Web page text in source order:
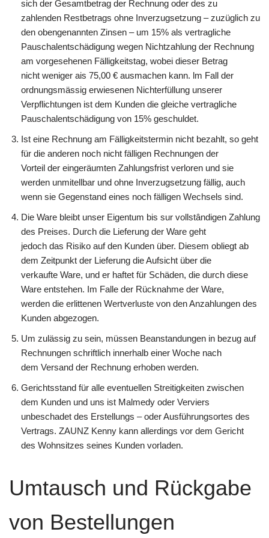
sich der Gesamtbetrag der Rechnung oder des zu
zahlenden Restbetrags ohne Inverzugsetzung – zuzüglich zu
den obengenannten Zinsen – um 15% als vertragliche
Pauschalentschädigung wegen Nichtzahlung der Rechnung
am vorgesehenen Fälligkeitstag, wobei dieser Betrag
nicht weniger ais 75,00 € ausmachen kann. lm Fall der
ordnungsmässig erwiesenen Nichterfüllung unserer
Verpflichtungen ist dem Kunden die gleiche vertragliche
Pauschalentschädigung von 15% geschuldet.
Ist eine Rechnung am Fälligkeitstermin nicht bezahlt, so geht
für die anderen noch nicht fälligen Rechnungen der
Vorteil der eingeräumten Zahlungsfrist verloren und sie
werden unmitellbar und ohne Inverzugsetzung fällig, auch
wenn sie Gegenstand eines noch fälligen Wechsels sind.
Die Ware bleibt unser Eigentum bis sur vollstândigen Zahlung
des Preises. Durch die Lieferung der Ware geht
jedoch das Risiko auf den Kunden über. Diesem obliegt ab
dem Zeitpunkt der Lieferung die Aufsicht über die
verkaufte Ware, und er haftet für Schäden, die durch diese
Ware entstehen. Im Falle der Rücknahme der Ware,
werden die erlittenen Wertverluste von den Anzahlungen des
Kunden abgezogen.
Um zulässig zu sein, müssen Beanstandungen in bezug auf
Rechnungen schriftlich innerhalb einer Woche nach
dem Versand der Rechnung erhoben werden.
Gerichtsstand für alle eventuellen Streitigkeiten zwischen
dem Kunden und uns ist Malmedy oder Verviers
unbeschadet des Erstellungs – oder Ausführungsortes des
Vertrags. ZAUNZ Kenny kann allerdings vor dem Gericht
des Wohnsitzes seines Kunden vorladen.
Umtausch und Rückgabe
von Bestellungen